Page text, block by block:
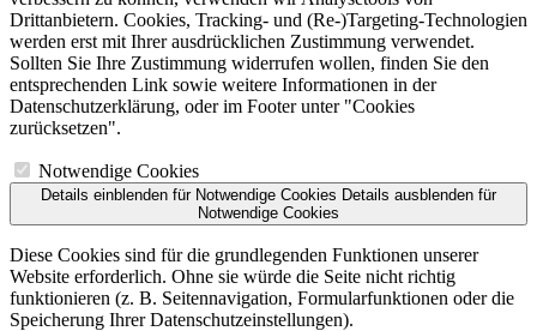
Drittanbietern. Cookies, Tracking- und (Re‑)Targeting-Technologien
werden erst mit Ihrer ausdrücklichen Zustimmung verwendet.
Sollten Sie Ihre Zustimmung widerrufen wollen, finden Sie den
entsprechenden Link sowie weitere Informationen in der
Datenschutzerklärung, oder im Footer unter "Cookies
zurücksetzen".
Notwendige Cookies
Details einblenden für Notwendige Cookies Details ausblenden für
Notwendige Cookies
Diese Cookies sind für die grundlegenden Funktionen unserer
Website erforderlich. Ohne sie würde die Seite nicht richtig
funktionieren (z. B. Seitennavigation, Formularfunktionen oder die
Speicherung Ihrer Datenschutzeinstellungen).